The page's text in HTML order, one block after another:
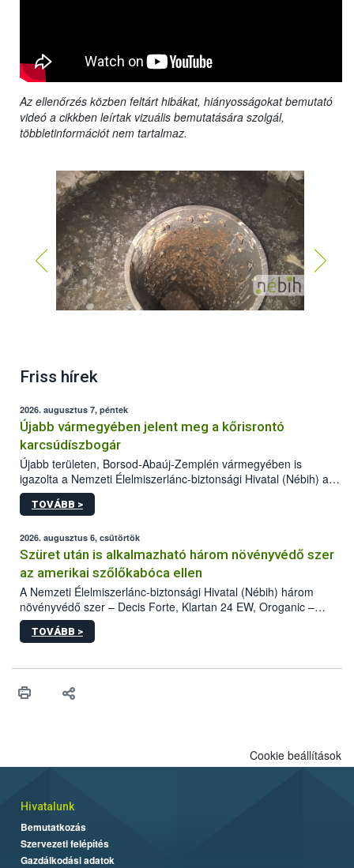
Az ellenőrzés közben feltárt hibákat, hiányosságokat bemutató
videó a cikkben leírtak vizuális bemutatására szolgál,
többletinformációt nem tartalmaz.
Friss hírek
2026. augusztus 7, péntek
Újabb vármegyében jelent meg a kőrisrontó
karcsúdíszbogár
Újabb területen, Borsod-Abaúj-Zemplén vármegyében is
igazolta a Nemzeti Élelmiszerlánc-biztonsági Hivatal (Nébih) a
kőrisrontó karcsúdíszbogár (Agrilus planipennis) jelenlétét. A
kártevőt nem csak színcsapdában találták meg, de már fertőzött
az intenzív felderítést, emellett az intézkedéseket a szlovák
hatósággal is összehangolják a terjedés megállítása érdekében.
TOVÁBB >
2026. augusztus 6, csütörtök
Szüret után is alkalmazható három növényvédő szer
az amerikai szőlőkabóca ellen
A Nemzeti Élelmiszerlánc-biztonsági Hivatal (Nébih) három
növényvédő szer – Decis Forte, Klartan 24 EW, Oroganic –
engedélyokiratát módosította, így azok a szüretet követően,
egészen a vesszőérettség (BBCH 91) stádiumáig
érésű szőlőkben is legyen lehetőség a károsító elleni további
felhasználók számára is elérhető és ökológiai termesztésben is
TOVÁBB >
Cookie beállítások
Hivatalunk
Bemutatkozás
Szervezeti felépítés
Gazdálkodási adatok